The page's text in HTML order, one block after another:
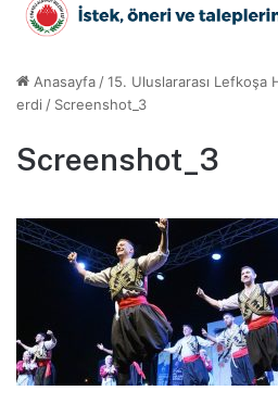
Anasayfa /15. Uluslararası Lefkoşa
erdi / Screenshot_3
Screenshot_3